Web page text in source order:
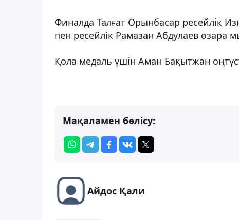
Финалда Талғат Орынбасар ресейлік
пен ресейлік Рамазан Абдулаев өзара
Қола медаль үшін Аман Бақытжан
Мақаламен бөлісу:
Айдос Қали